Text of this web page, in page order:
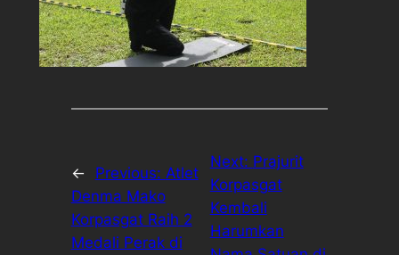
← Previous: Atlet
Denma Mako
Korpasgat Raih 2
Medali Perak di
Next: Prajurit
Korpasgat
Kembali
Harumkan